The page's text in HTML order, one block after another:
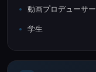
動画プロデューサー
学生